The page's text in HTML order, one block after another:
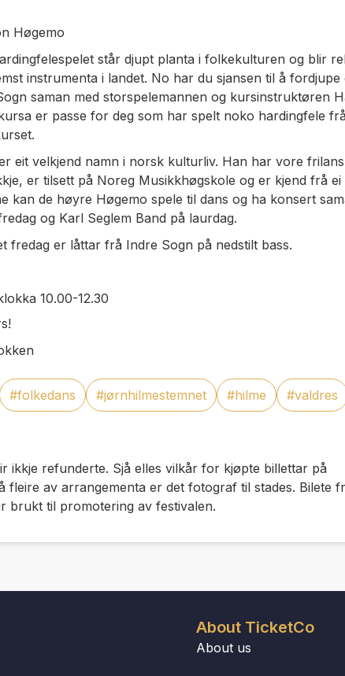
Høgemo
står djupt planta i folkekulturen og blir
instrumenta i landet. No har du sjansen til å fordjupe
saman med storspelemannen og kursinstruktøren
er passe for deg som har spelt noko hardingfele
eit velkjend namn i norsk kulturliv. Han har vore frilans
er tilsett på Noreg Musikkhøgskole og er kjend frå ei
kan de høyre Høgemo spele til dans og ha konsert
og Karl Seglem Band på laurdag.
fredag er låttar frå Indre Sogn på nedstilt bass.
10.00-12.30
#folkedans #jørnhilmestemnet #hilme #valdres
ikkje refunderte. Sjå elles vilkår for kjøpte billettar på
fleire av arrangementa er det fotograf til stades. Bilete
brukt til promotering av festivalen.
About TicketCo
About us